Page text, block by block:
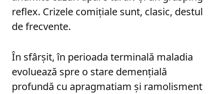
reflex. Crizele comiţiale sunt, clasic, destul
de frecvente.
În sfârşit, în perioada terminală maladia
evoluează spre o stare demenţială
profundă cu apragmatiam şi ramolisment